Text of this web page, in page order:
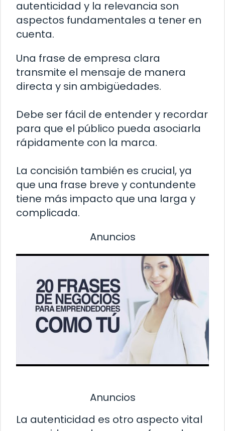
autenticidad y la relevancia son
aspectos fundamentales a tener en
cuenta.
Una frase de empresa clara
transmite el mensaje de manera
directa y sin ambigüedades.
Debe ser fácil de entender y recordar
para que el público pueda asociarla
rápidamente con la marca.
La concisión también es crucial, ya
que una frase breve y contundente
tiene más impacto que una larga y
complicada.
Anuncios
Anuncios
La autenticidad es otro aspecto vital